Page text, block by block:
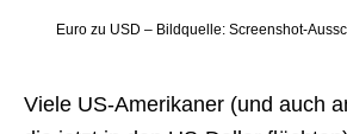
Euro zu USD – Bildquelle: Screenshot-
Viele US-Amerikaner (und auch